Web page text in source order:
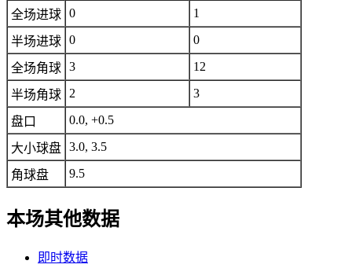
全场进球 0 1
半场进球 0 0
全场角球 3 12
半场角球 2 3
盘口 0.0, +0.5
大小球盘 3.0, 3.5
角球盘 9.5
本场其他数据
即时数据